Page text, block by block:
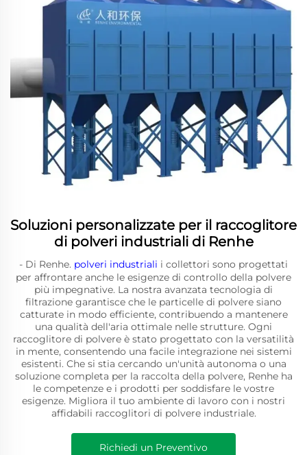
Soluzioni personalizzate per il raccoglitore
di polveri industriali di Renhe
- Di Renhe. polveri industriali i collettori sono progettati
per affrontare anche le esigenze di controllo della polvere
più impegnative. La nostra avanzata tecnologia di
filtrazione garantisce che le particelle di polvere siano
catturate in modo efficiente, contribuendo a mantenere
una qualità dell'aria ottimale nelle strutture. Ogni
raccoglitore di polvere è stato progettato con la versatilità
in mente, consentendo una facile integrazione nei sistemi
esistenti. Che si stia cercando un'unità autonoma o una
soluzione completa per la raccolta della polvere, Renhe ha
le competenze e i prodotti per soddisfare le vostre
esigenze. Migliora il tuo ambiente di lavoro con i nostri
affidabili raccoglitori di polvere industriale.
Richiedi un Preventivo